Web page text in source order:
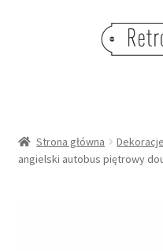
OBRAZY
Strona główna Dekoracje
angielski autobus piętrowy